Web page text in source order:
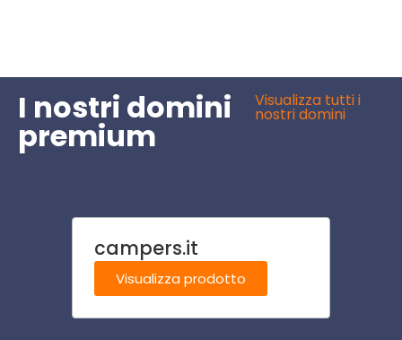
I nostri domini
premium
Visualizza tutti i
nostri domini
campers.it
Visualizza prodotto